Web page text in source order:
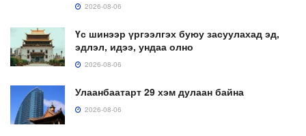
2026-08-06
Үс шинээр үргээлгэх буюу засуулахад эд,
эдлэл, идээ, ундаа олно
2026-08-06
Улаанбаатарт 29 хэм дулаан байна
2026-08-06